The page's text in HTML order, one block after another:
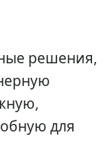
решения,
для